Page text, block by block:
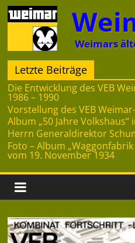
Zum
Inhalt
springen
Weimars
Letzte Beiträge
Die Entwicklung des VEB
1986 – 1990
Vorstellung des VEB
Album „50 Jahre Volkshaus“
Herrn Generaldirektor
Foto – Album
vom 19. November 1934